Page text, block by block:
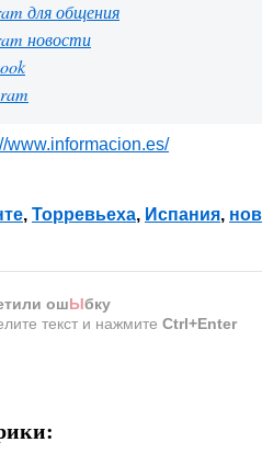
для общения
новости
www.informacion.es/
, Торревьеха, Испания,
ошЫбку
текст и нажмите Ctrl+Enter